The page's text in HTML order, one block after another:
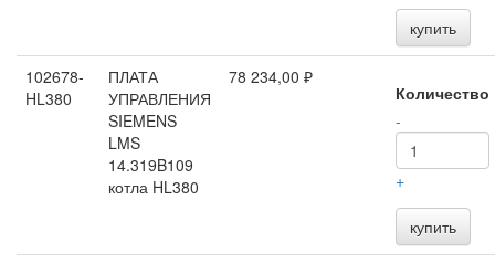
купить
102678-
HL380
ПЛАТА
УПРАВЛЕНИЯ
SIEMENS
LMS
14.319B109
котла HL380
78 234,00 ₽
Количество
-
+
купить